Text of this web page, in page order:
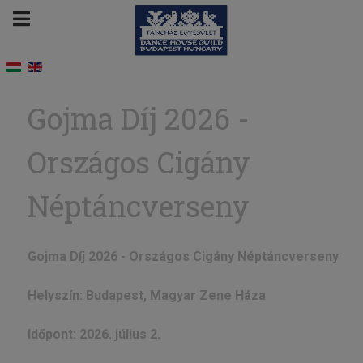
Gojma Díj 2026 -
Országos Cigány
Néptáncverseny
Gojma Díj 2026 - Országos Cigány Néptáncverseny
Helyszín: Budapest, Magyar Zene Háza
Időpont: 2026. július 2.